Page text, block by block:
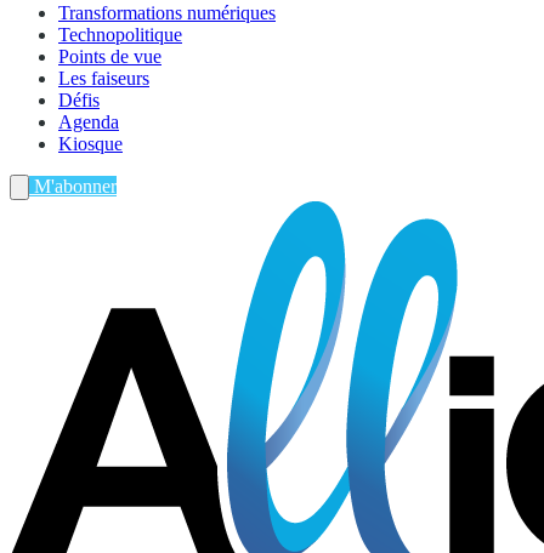
Transformations numériques
Technopolitique
Points de vue
Les faiseurs
Défis
Agenda
Kiosque
M'abonner